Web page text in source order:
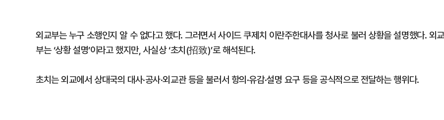
외교부는 누구 소행인지 알 수 없다고 했다. 그러면서 사이드 쿠제치 이란주한대사를 청사로 불러 상황을 설명했다. 외
부는 ‘상황 설명’이라고 했지만, 사실상 ‘초치(招致)’로 해석된다.
초치는 외교에서 상대국의 대사·공사·외교관 등을 불러서 항의·유감·설명 요구 등을 공식적으로 전달하는 행위다.